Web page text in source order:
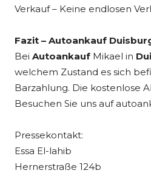
Verkauf – Keine endlosen
Fazit – Autoankauf
Bei Autoankauf Mikael in
welchem Zustand es sich
Barzahlung. Die kostenlose
Besuchen Sie uns auf
Pressekontakt:
Essa El-lahib
Hernerstraße 124b